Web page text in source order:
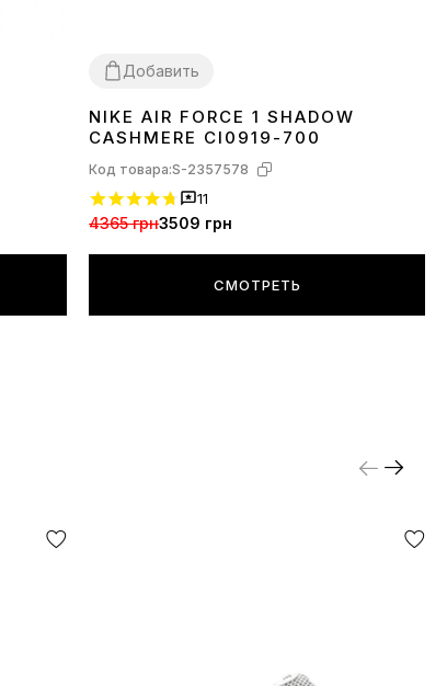
Добавить
3637 38
NIKE AIR FORCE 1 SHADOW
CASHMERE CI0919-700
Код товара:S-2357578
11
4365 грн3509 грн
СМОТРЕТЬ